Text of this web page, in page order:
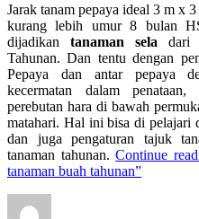
Jarak tanam pepaya ideal 3 m x
kurang lebih umur 8 bulan
dijadikan tanaman sela dari
Tahunan. Dan tentu dengan
Pepaya dan antar pepaya
kecermatan dalam
perebutan hara di bawah
matahari. Hal ini bisa di pelajari
dan juga pengaturan tajuk
tanaman tahunan. Continue
tanaman buah tahunan”